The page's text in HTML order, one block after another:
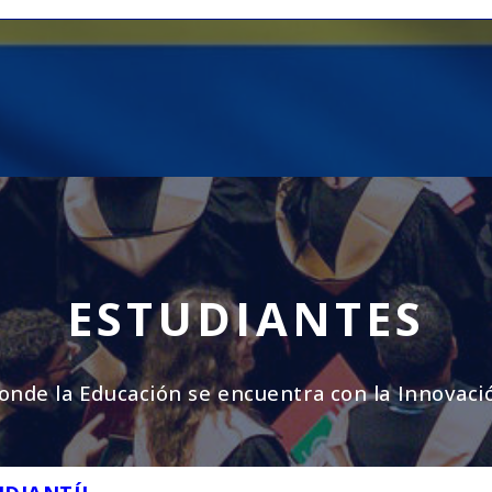
ESTUDIANTES
la Educación se encuentra con la